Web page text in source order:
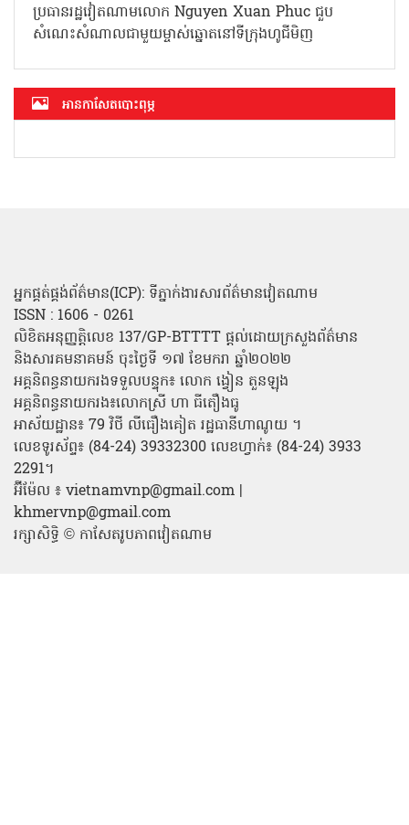
ប្រធានរដ្ឋវៀតណាមលោក Nguyen Xuan Phuc ជួប
សំណេះសំណាលជាមួយម្ចាស់ឆ្នោតនៅទីក្រុងហូជីមិញ
អាន​កាសែត​បោះពុម្ភ
អ្នកផ្គត់ផ្គង់ព័ត៌មាន(ICP): ទីភ្នាក់ងារសារព័ត៌មានវៀតណាម
ISSN : 1606 - 0261
លិខិតអនុញ្ញត្តិលេខ 137/GP-BTTTT ផ្តល់ដោយក្រសួងព័ត៌មាន
និងសារគមនាគមន៍ ចុះថ្ងៃទី ១៧ ខែមករា ឆ្នាំ២០២២
អគ្គនិពន្ធនាយករងទទួលបន្ទុក៖ លោក ង្វៀន តួនឡុង
អគ្គនិពន្ធនាយករង៖លោកស្រី ហា ធីតឿងធូ
អាស័យដ្ឋាន៖ 79 វិថី លីធឿងគៀត រដ្ឋធានីហាណូយ ។
លេខទូរស័ព្ទ៖ (84-24) 39332300 លេខហ្វាក់៖ (84-24) 3933
2291។
អ៊ីម៉ែល ៖ vietnamvnp@gmail.com |
khmervnp@gmail.com
រក្សាសិទ្ធិ © កាសែតរូបភាពវៀតណាម